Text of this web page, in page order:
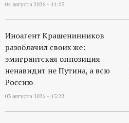
04 августа 2026 - 11:05
Иноагент Крашенинников
разоблачил своих же:
эмигрантская оппозиция
ненавидит не Путина, а всю
Россию
03 августа 2026 - 15:22